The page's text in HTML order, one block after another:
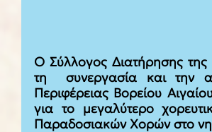
Ο Σύλλογος Διατήρησης της
τη  συνεργασία και την
Περιφέρειας Βορείου
για το μεγαλύτερο
Παραδοσιακών Χορών στο